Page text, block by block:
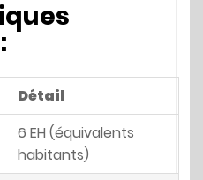
Détail
6 EH (équivalents
habitants)